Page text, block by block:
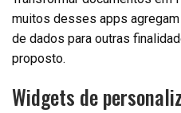
muitos desses apps
de dados para outras
proposto.
Widgets de